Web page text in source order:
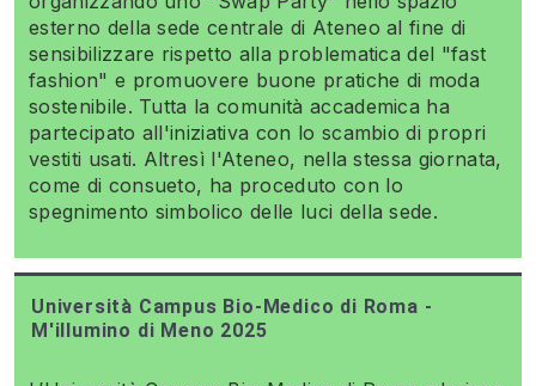
esterno della sede centrale di Ateneo al fine di
sensibilizzare rispetto alla problematica del "fast
fashion" e promuovere buone pratiche di moda
sostenibile. Tutta la comunità accademica ha
partecipato all'iniziativa con lo scambio di propri
vestiti usati. Altresì l'Ateneo, nella stessa giornata,
come di consueto, ha proceduto con lo
spegnimento simbolico delle luci della sede.
Università Campus Bio-Medico di Roma -
M'illumino di Meno 2025